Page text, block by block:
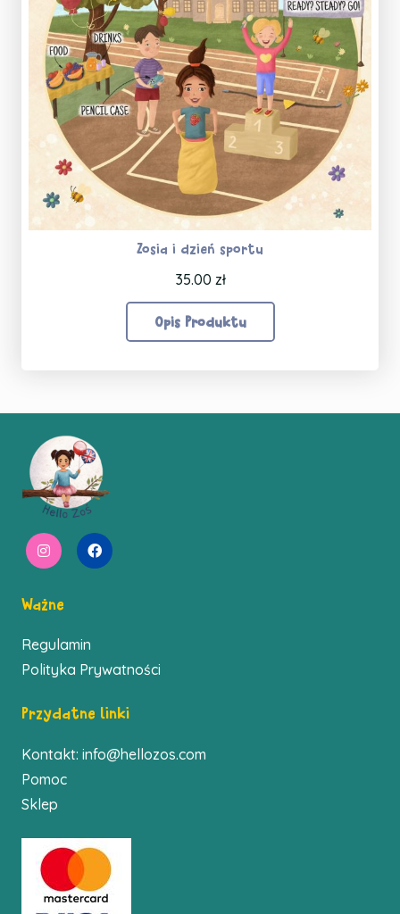
Zosia i dzień sportu
35.00 zł
Opis Produktu
Ważne
Regulamin
Polityka Prywatności
Przydatne linki
Kontakt: info@hellozos.com
Pomoc
Sklep